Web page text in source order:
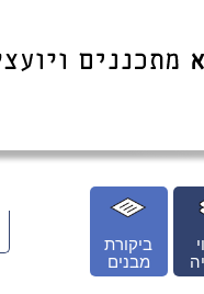
ביקורת
מבנים